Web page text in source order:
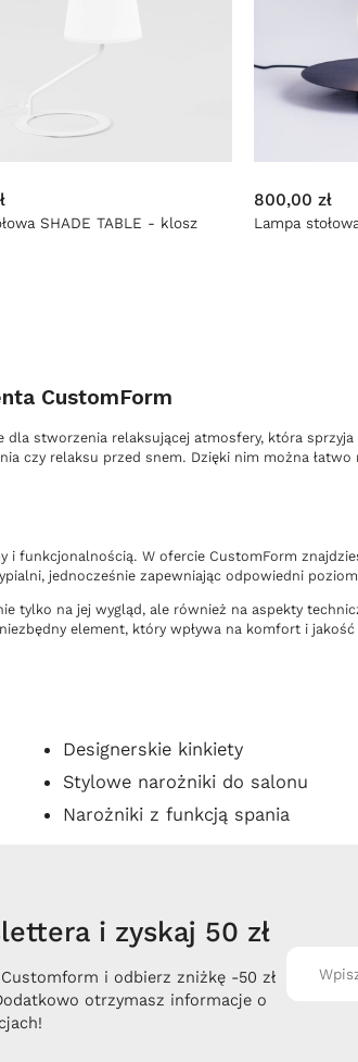
SHADE TABLE - klosz
800,00 zł
Lampa
CustomForm
stworzenia relaksującej atmosfery, która
czy relaksu przed snem. Dzięki nim można
i funkcjonalnością. W ofercie CustomForm
jednocześnie zapewniając odpowiedni
tylko na jej wygląd, ale również na aspekty
element, który wpływa na komfort i
Designerskie kinkiety
Stylowe narożniki do salonu
Narożniki z funkcją spania
i zyskaj 50 zł
i odbierz zniżkę -50 zł
otrzymasz informacje o